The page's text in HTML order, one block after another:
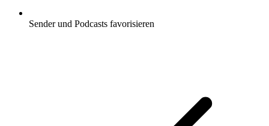
Sender und Podcasts favorisieren